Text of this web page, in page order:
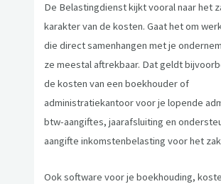
De Belastingdienst kijkt vooral naar het
karakter van de kosten. Gaat het om
die direct samenhangen met je
ze meestal aftrekbaar. Dat geldt
de kosten van een boekhouder of
administratiekantoor voor je lopende
btw-aangiftes, jaarafsluiting en
aangifte inkomstenbelasting voor het
Ook software voor je boekhouding,